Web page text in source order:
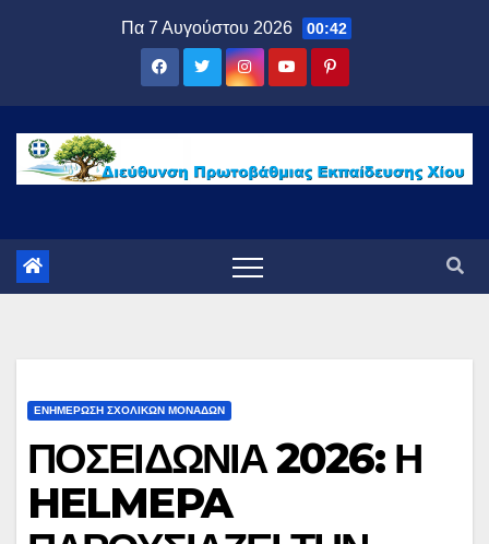
Πα 7 Αυγούστου 2026 00:42
ΕΝΗΜΕΡΩΣΗ ΣΧΟΛΙΚΩΝ ΜΟΝΑΔΩΝ
ΠΟΣΕΙΔΩΝΙΑ 2026: Η
HELMEPA